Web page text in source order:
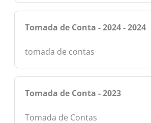
Tomada de Conta - 2024 - 2024
tomada de contas
Tomada de Conta - 2023
Tomada de Contas